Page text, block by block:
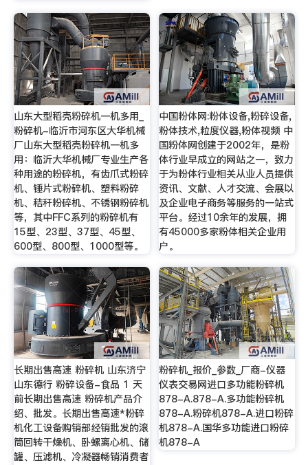
山东大型稻壳粉碎机一机多用_
粉碎机-临沂市河东区大华机械
厂山东大型稻壳粉碎机一机多
用：临沂大华机械厂专业生产各
种用途的粉碎机，有齿爪式粉碎
机、锤片式粉碎机、塑料粉碎
机、秸秆粉碎机、不锈钢粉碎机
等，其中FFC系列的粉碎机有
15型、23型、37型、45型、
600型、800型、1000型等。
中国粉体网:粉体设备,粉碎设备,
粉体技术,粒度仪器,粉体视频 中
国粉体网创建于2002年，是粉
体行业早成立的网站之一，致力
于为粉体行业相关从业人员提供
资讯、文献、人才交流、会展以
及企业电子商务等服务的一站式
平台。经过10余年的发展，拥
有45000多家粉体相关企业用
户。
长期出售高速 粉碎机 山东济宁
山东德行 粉碎设备-食品 1 天
前长期出售高速 粉碎机产品介
绍、批发。长期出售高速*粉碎
机化工设备购销部经销批发的滚
筒回转干燥机、卧螺离心机、储
罐、压滤机、冷凝器畅销消费者
粉碎机_报价_参数_厂商-仪器
仪表交易网进口多功能粉碎机
878-A.878-A.多功能粉碎机
878-A.粉碎机878-A.进口粉碎
机878-A.国华多功能进口粉碎
机878-A